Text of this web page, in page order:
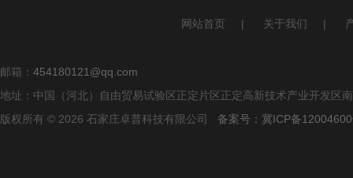
网站首页 | 关于我们 |
邮箱： 454180121@qq.com
地址：中国（河北）自由贸易试验区正定片区正定高新技术产业开发区
版权所有 © 2026 石家庄卓普科技有限公司 备案号：冀ICP备